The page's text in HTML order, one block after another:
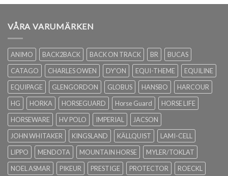
VÅRA VARUMÄRKEN
ANIMO BACK2BACK BACK ON TRACK BR
BUCAS
CATAGO
CHARLES OWEN DY'ON EQUI-THEME
EQUILINE
EQUIPAGE
GLENGORDON GLOBUS HANSBO
HARCOUR
HG
HORKA HORSEGUARD Horse Guard
HORSE LIFE
HORSEWARE
HV POLO IMPERIAL
JACSON
JOHN WHITAKER
KINGSLAND KÄLLQUIST
LAMI-CELL
LIPPO
MENDOTA MOUNTAIN HORSE
MYLER/TOKLAT
NOEL ASMAR
PIKEUR PRESTIGE PROTECTOR ROECKL